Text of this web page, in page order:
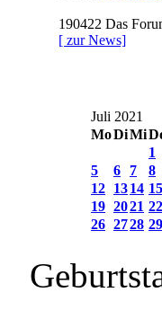
190422 Das
[ zur News]
Juli 2021
MoDiMi
1
5
6 7
8
12 1314 15
19 2021 22
26 2728 29